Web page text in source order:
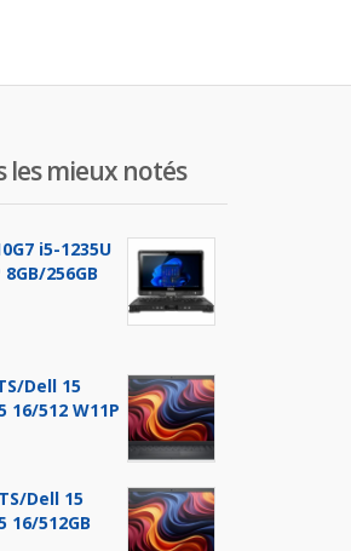
les mieux notés
i5-1235U
256GB
Dell 15
16/512 W11P
Dell 15
16/512GB